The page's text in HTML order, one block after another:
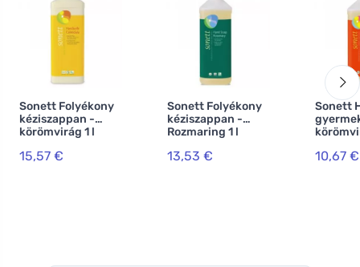
Sonett Folyékony
kéziszappan -
körömvirág 1 l
15,57 €
Sonett Folyékony
kéziszappan -
Rozmaring 1 l
13,53 €
Sonett
10,67 €